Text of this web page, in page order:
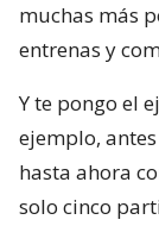
muchas más
entrenas y
Y te pongo el
ejemplo,
hasta ahora
solo cinco